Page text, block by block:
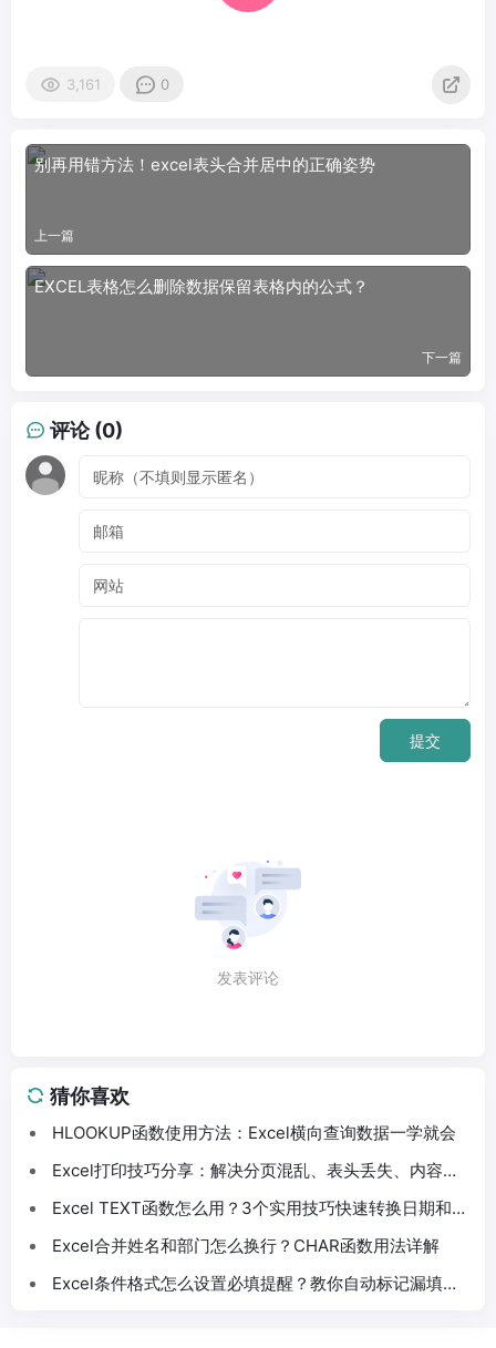
3,161 0
别再用错方法！excel表头合并居中的正确姿势
上一篇
EXCEL表格怎么删除数据保留表格内的公式？
下一篇
评论 (0)
提交
发表评论
猜你喜欢
HLOOKUP函数使用方法：Excel横向查询数据一学就会
Excel打印技巧分享：解决分页混乱、表头丢失、内容截
Excel TEXT函数怎么用？3个实用技巧快速转换日期和数
Excel合并姓名和部门怎么换行？CHAR函数用法详解
Excel条件格式怎么设置必填提醒？教你自动标记漏填数